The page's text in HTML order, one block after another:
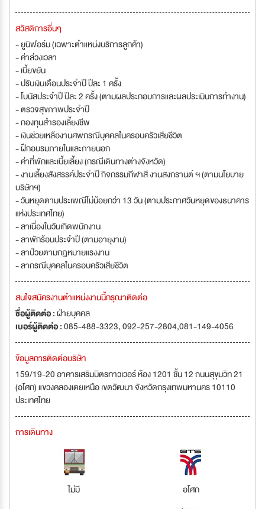
สวัสดิการอื่นๆ
- ยูนิฟอร์ม (เฉพาะตำแหน่งบริการลูกค้า)
- ค่าล่วงเวลา
- เบี้ยขยัน
- ปรับเงินเดือนประจำปี ปีละ 1 ครั้ง
- โบนัสประจำปี ปีละ 2 ครั้ง (ตามผลประกอบการและผลประเมินการทำงาน)
- ตรวจสุขภาพประจำปี
- กองทุนสำรองเลี้ยงชีพ
- เงินช่วยเหลืองานศพกรณีบุคคลในครอบครัวเสียชีวิต
- ฝึกอบรมภายในและภายนอก
- ค่าที่พักและเบี้ยเลี้ยง (กรณีเดินทางต่างจังหวัด)
- งานเลี้ยงสังสรรค์ประจำปี กิจกรรมกีฬาสี งานสงกรานต์ ฯ (ตามนโยบาย
บริษัทฯ)
- วันหยุดตามประเพณีไม่น้อยกว่า 13 วัน (ตามประกาศวันหยุดของธนาคาร
แห่งประเทศไทย)
- ลาเนื่องในวันเกิดพนักงาน
- ลาพักร้อนประจำปี (ตามอายุงาน)
- ลาป่วยตามกฎหมายแรงงาน
- ลากรณีบุคคลในครอบครัวเสียชีวิต
สนใจสมัครงานตำแหน่งงานนี้กรุณาติดต่อ
ชื่อผู้ติดต่อ :ฝ่ายบุคคล
เบอร์ผู้ติดต่อ :085-488-3323, 092-257-2804,081-149-4056
ข้อมูลการติดต่อบริษัท
159/19-20 อาคารเสริมมิตรทาวเวอร์ ห้อง 1201 ชั้น 12 ถนนสุขุมวิท 21
(อโศก) แขวงคลองเตยเหนือ เขตวัฒนา จังหวัดกรุงเทพมหานคร 10110
ประเทศไทย
การเดินทาง
ไม่มี อโศก